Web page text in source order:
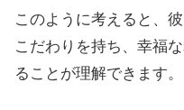
このように考えると、
こだわりを持ち、幸福
ることが理解できます。